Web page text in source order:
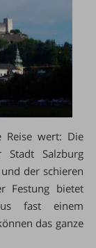
Reise wert: Die
Stadt Salzburg
der schieren
Festung bietet
fast einem
das ganze